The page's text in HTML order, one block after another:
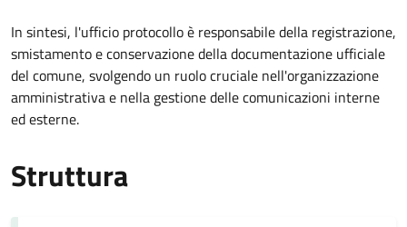
In sintesi, l'ufficio protocollo è responsabile della registrazione,
smistamento e conservazione della documentazione ufficiale
del comune, svolgendo un ruolo cruciale nell'organizzazione
amministrativa e nella gestione delle comunicazioni interne
ed esterne.
Struttura